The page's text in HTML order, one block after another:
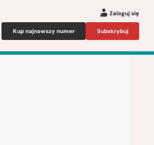
Zaloguj się
Kup najnowszy numer Subskrybuj